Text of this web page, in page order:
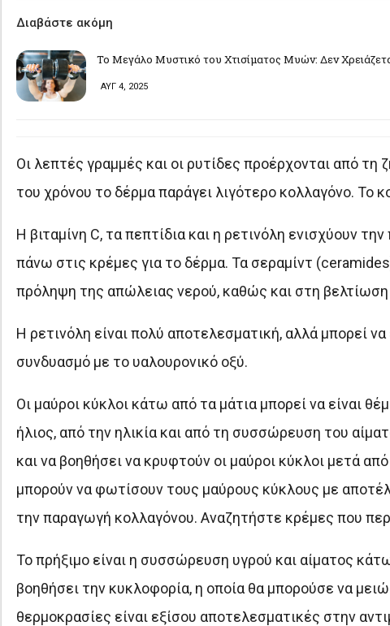
Διαβάστε ακόμη
Το Μεγάλο Μυστικό του Χτισίματος Μυών: Δεν
ΑΥΓ 4, 2025
Οι λεπτές γραμμές και οι ρυτίδες προέρχονται από τη
του χρόνου το δέρμα παράγει λιγότερο κολλαγόνο. Το
Η βιταμίνη C, τα πεπτίδια και η ρετινόλη ενισχύουν
πάνω στις κρέμες για το δέρμα. Τα σεραμίντ
πρόληψη της απώλειας νερού, καθώς και στη
Η ρετινόλη είναι πολύ αποτελεσματική, αλλά μπορεί
συνδυασμό με το υαλουρονικό οξύ.
Οι μαύροι κύκλοι κάτω από τα μάτια μπορεί να είναι
ήλιος, από την ηλικία και από τη συσσώρευση του
και να βοηθήσει να κρυφτούν οι μαύροι κύκλοι μετά
μπορούν να φωτίσουν τους μαύρους κύκλους με
την παραγωγή κολλαγόνου. Αναζητήστε κρέμες που
Το πρήξιμο είναι η συσσώρευση υγρού και αίματος
βοηθήσει την κυκλοφορία, η οποία θα μπορούσε να
θερμοκρασίες είναι εξίσου αποτελεσματικές στην